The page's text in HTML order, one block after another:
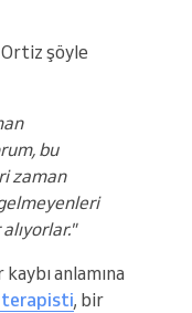
şöyle
bu
zaman
anlamına
terapisti, bir